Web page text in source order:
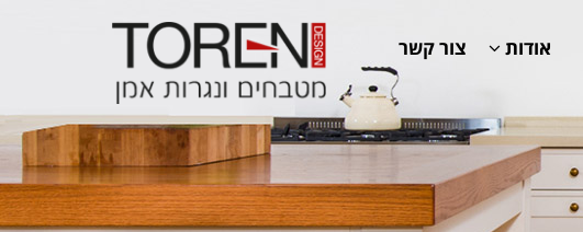
אודות צור קשר